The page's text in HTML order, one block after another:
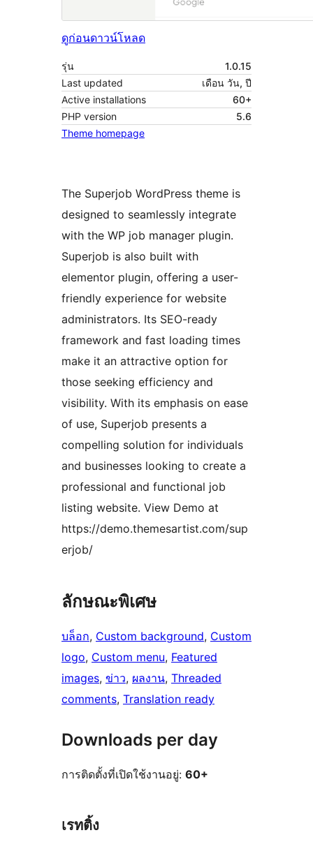
ดูก่อนดาวน์โหลด
รุ่น
1.0.15
Last updated
เดือน วัน, ปี
Active installations
60+
PHP version
5.6
Theme homepage
The Superjob WordPress theme is
designed to seamlessly integrate
with the WP job manager plugin.
Superjob is also built with
elementor plugin, offering a user-
friendly experience for website
administrators. Its SEO-ready
framework and fast loading times
make it an attractive option for
those seeking efficiency and
visibility. With its emphasis on ease
of use, Superjob presents a
compelling solution for individuals
and businesses looking to create a
professional and functional job
listing website. View Demo at
https://demo.themesartist.com/sup
erjob/
ลักษณะพิเศษ
บล็อก, Custom background, Custom
logo, Custom menu, Featured
images, ข่าว, ผลงาน, Threaded
comments, Translation ready
Downloads per day
การติดตั้งที่เปิดใช้งานอยู่: 60+
เรทติ้ง